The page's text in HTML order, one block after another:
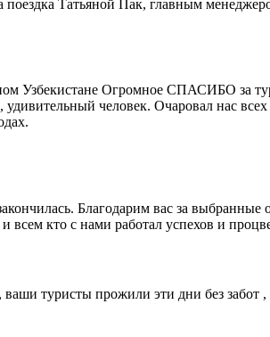
поездка Татьяной Пак, главным
Узбекистане Огромное СПАСИБО за
человек. Очаровал нас
Благодарим вас за
кто с нами работал успехов и
туристы прожили эти дни без